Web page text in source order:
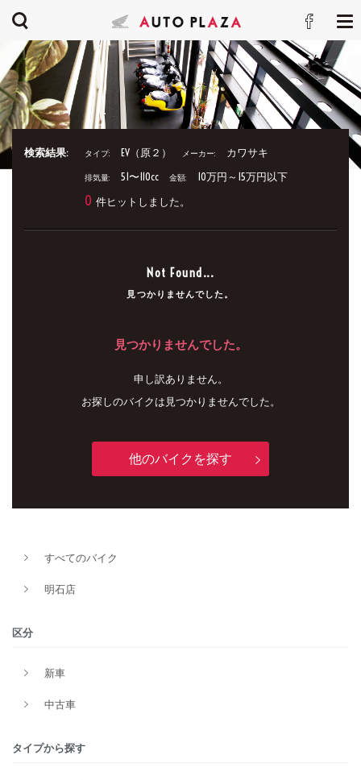
検索結果: タイプ: EV（原２） メーカー: カワサキ
排気量: 51〜110cc 金額: 10万円～15万円以下
0 件ヒットしました。
Not Found...
見つかりませんでした。
見つかりませんでした。
申し訳ありません。
お探しのバイクは見つかりませんでした。
他のバイクを探す
すべてのバイク
明石店
区分
新車
中古車
タイプから探す
タイプ
メーカー
排気量